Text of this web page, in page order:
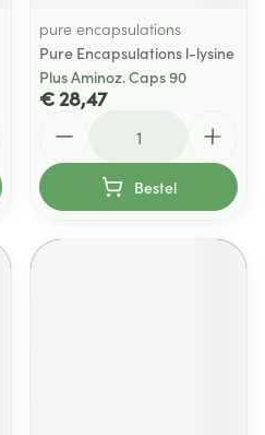
pure encapsulations
Pure Encapsulations l-lysine
Plus Aminoz. Caps 90
€ 28,47
Bestel